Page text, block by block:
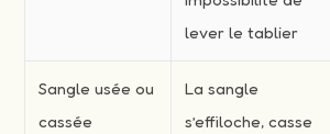
lever le tablier
Sangle usée ou
cassée
La sangle
s’effiloche, casse